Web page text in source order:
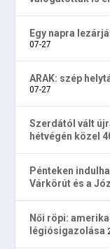
Egy napra
07-27
ARAK: szép
07-27
Szerdától vált
hétvégén közel
Pénteken
Várkörút és a
Női röpi:
légiósigazolása